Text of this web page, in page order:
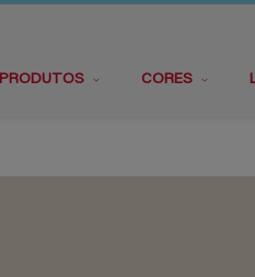
PRODUTOS CORES